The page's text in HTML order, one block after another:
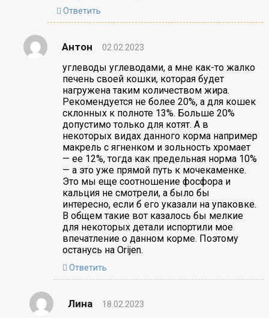
Ответить
Антон 02.02.2023
углеводы углеводами, а мне как-то жалко
печень своей кошки, которая будет
нагружена таким количеством жира.
Рекомендуется не более 20%, а для кошек
склонных к полноте 13%. Больше 20%
допустимо только для котят. А в
некоторых видах данного корма например
макрель с ягненком и зольность хромает
— ее 12%, тогда как предельная норма 10%
— а это уже прямой путь к мочекаменке.
Это мы еще соотношение фосфора и
кальция не смотрели, а было бы
интересно, если б его указали на упаковке.
В общем такие вот казалось бы мелкие
для некоторых детали испортили мое
впечатление о данном корме. Поэтому
останусь на Orijen.
Ответить
Лина 18.02.2023